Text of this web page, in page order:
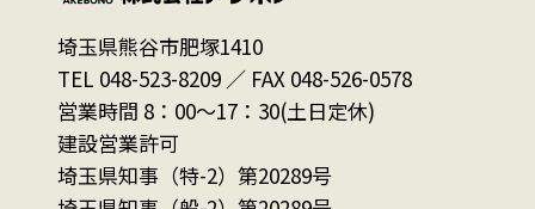
埼玉県熊谷市肥塚1410
TEL 048-523-8209 ／ FAX 048-526-0578
営業時間 8：00～17：30(土日定休)
建設営業許可
埼玉県知事（特-2）第20289号